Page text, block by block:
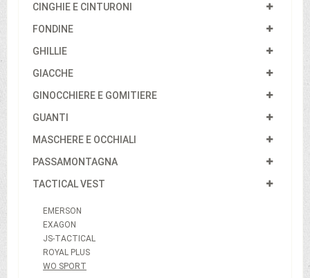
CINGHIE E CINTURONI
FONDINE
GHILLIE
GIACCHE
GINOCCHIERE E GOMITIERE
GUANTI
MASCHERE E OCCHIALI
PASSAMONTAGNA
TACTICAL VEST
EMERSON
EXAGON
JS-TACTICAL
ROYAL PLUS
WO SPORT